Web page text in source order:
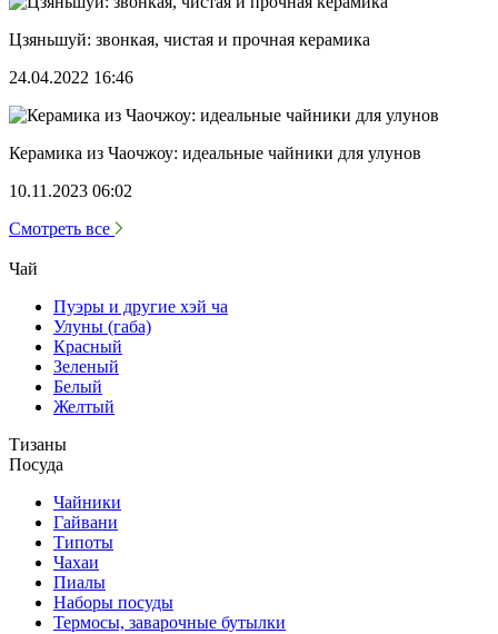
Цзяньшуй: звонкая, чистая и прочная керамика
24.04.2022 16:46
Керамика из Чаочжоу: идеальные чайники для улунов
10.11.2023 06:02
Смотреть все
Чай
Пуэры и другие хэй ча
Улуны (габа)
Красный
Зеленый
Белый
Желтый
Тизаны
Посуда
Чайники
Гайвани
Типоты
Чахаи
Пиалы
Наборы посуды
Термосы, заварочные бутылки